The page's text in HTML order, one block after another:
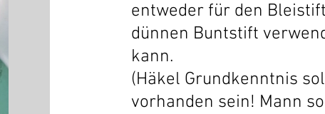
entweder für den
dünnen Buntstift
kann.
(Häkel Grundkenntnis
vorhanden sein! Mann